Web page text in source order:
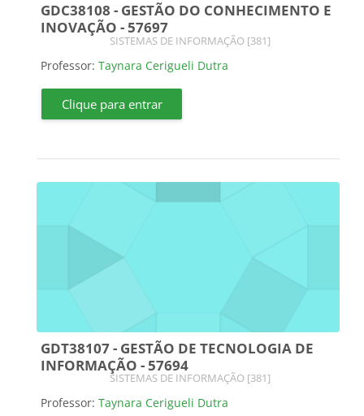
GDC38108 - GESTÃO DO CONHECIMENTO E
INOVAÇÃO - 57697
Categoria do curso
SISTEMAS DE INFORMAÇÃO [381]
Professor: Taynara Cerigueli Dutra
Clique para entrar
GDT38107 - GESTÃO DE TECNOLOGIA DE
INFORMAÇÃO - 57694
Categoria do curso
SISTEMAS DE INFORMAÇÃO [381]
Professor: Taynara Cerigueli Dutra